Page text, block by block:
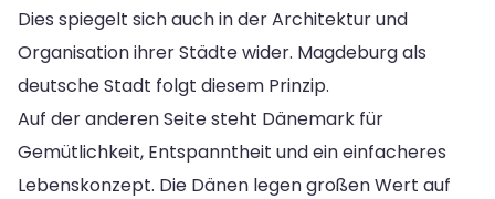
Dies spiegelt sich auch in der Architektur und
Organisation ihrer Städte wider. Magdeburg als
deutsche Stadt folgt diesem Prinzip.
Auf der anderen Seite steht Dänemark für
Gemütlichkeit, Entspanntheit und ein einfacheres
Lebenskonzept. Die Dänen legen großen Wert auf